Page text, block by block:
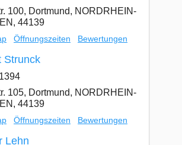
100, Dortmund, NORDRHEIN-
44139
Öffnungszeiten Bewertungen
Strunck
105, Dortmund, NORDRHEIN-
44139
Öffnungszeiten Bewertungen
Lehn